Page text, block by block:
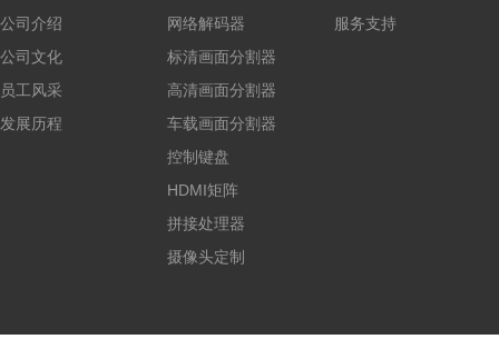
公司介绍
公司文化
员工风采
发展历程
网络解码器
标清画面分割器
高清画面分割器
车载画面分割器
控制键盘
HDMI矩阵
拼接处理器
摄像头定制
服务支持